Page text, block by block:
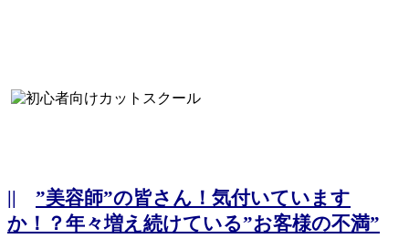
|| ”美容師”の皆さん！気付いています
か！？年々増え続けている”お客様の不満”